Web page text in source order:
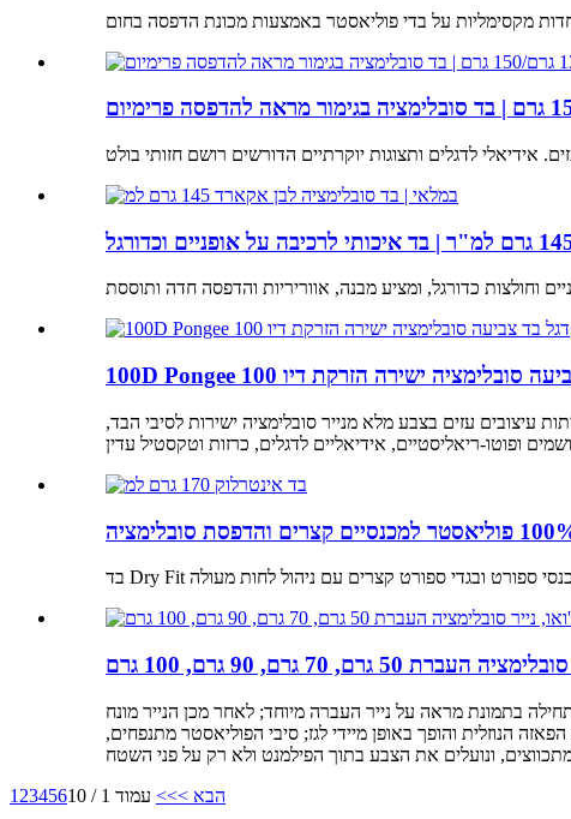
עיצובים עזים בצבע מלא מנייר סובלימציה ישירות לסיבי הבד,
70 גרם, 90 גרם, 100 גרם
בתמונת מראה על נייר העברה מיוחד; לאחר מכן הנייר מונח
30-40 שניות. תחת הלם תרמי זה, הצבע עוקף את הפאזה הנוזלית והופך באופן מיידי לגז; סיבי הפוליאסטר מתנפחים,
1 23456 הבא >>> עמוד 1 / 10